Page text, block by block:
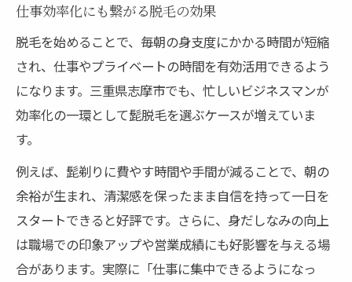
仕事効率化にも繋がる脱毛の効果
脱毛を始めることで、毎朝の身支度にかかる時間が短縮
され、仕事やプライベートの時間を有効活用できるよう
になります。三重県志摩市でも、忙しいビジネスマンが
効率化の一環として髭脱毛を選ぶケースが増えていま
す。
例えば、髭剃りに費やす時間や手間が減ることで、朝の
余裕が生まれ、清潔感を保ったまま自信を持って一日を
スタートできると好評です。さらに、身だしなみの向上
は職場での印象アップや営業成績にも好影響を与える場
合があります。実際に「仕事に集中できるようになっ